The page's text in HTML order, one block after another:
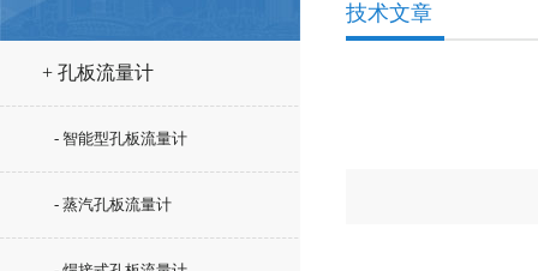
+ 孔板流量计
- 智能型孔板流量计
- 蒸汽孔板流量计
技术文章